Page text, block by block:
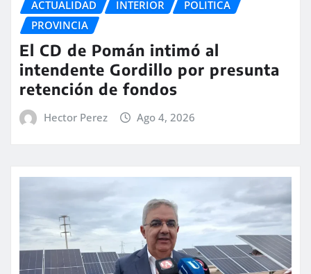
ACTUALIDAD INTERIOR
POLITICA
PROVINCIA
El CD de Pomán intimó al
intendente Gordillo por presunta
retención de fondos
Hector Perez Ago 4, 2026